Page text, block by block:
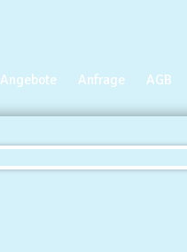
Angebote Anfrage AGB